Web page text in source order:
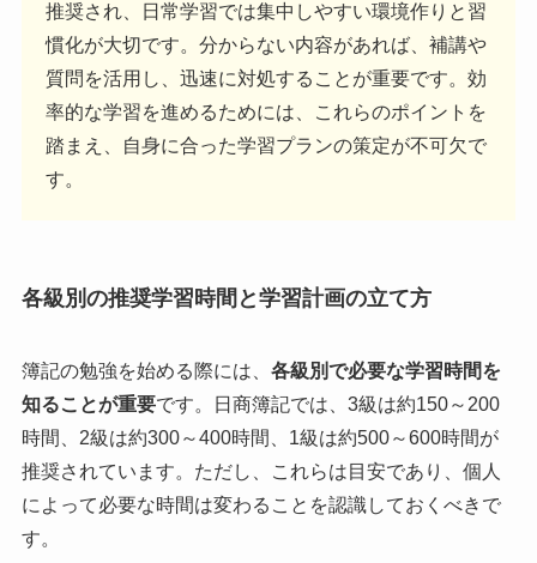
推奨され、日常学習では集中しやすい環境作りと習
慣化が大切です。分からない内容があれば、補講や
質問を活用し、迅速に対処することが重要です。効
率的な学習を進めるためには、これらのポイントを
踏まえ、自身に合った学習プランの策定が不可欠で
す。
各級別の推奨学習時間と学習計画の立て方
簿記の勉強を始める際には、 各級別で必要な学習時間を
知ることが重要です。日商簿記では、3級は約150～200
時間、2級は約300～400時間、1級は約500～600時間が
推奨されています。ただし、これらは目安であり、個人
によって必要な時間は変わることを認識しておくべきで
す。